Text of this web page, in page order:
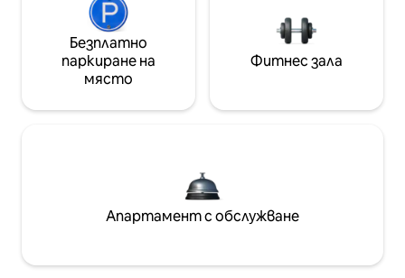
Безплатно
паркиране на
място
Фитнес зала
Апартамент с обслужване